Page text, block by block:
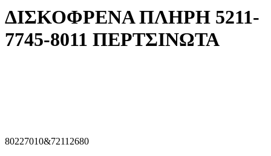
ΔΙΣΚΟΦΡΕΝΑ ΠΛΗΡΗ 5211-
7745-8011 ΠΕΡΤΣΙΝΩΤΑ
80227010&72112680